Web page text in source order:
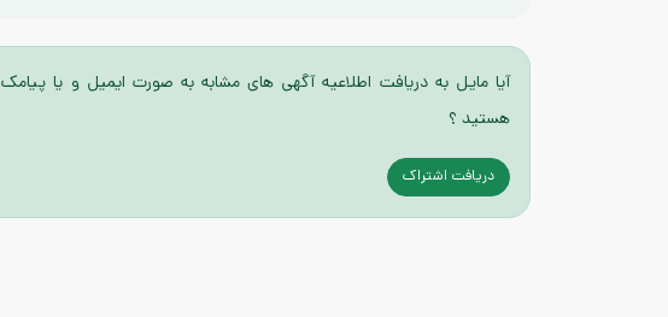
آیا مایل به دریافت اطلاعیه آگهی های مشابه به صورت ایمیل و یا پیامک
هستید ؟
دریافت اشتراک